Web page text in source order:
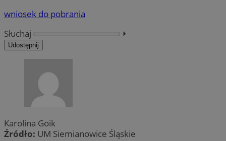
wniosek do pobrania
Słuchaj
⏵︎
Udostępnij
Karolina Goik
Źródło: UM Siemianowice Śląskie